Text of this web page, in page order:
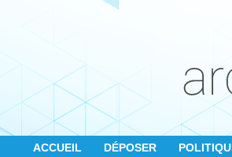
ACCUEIL DÉPOSER